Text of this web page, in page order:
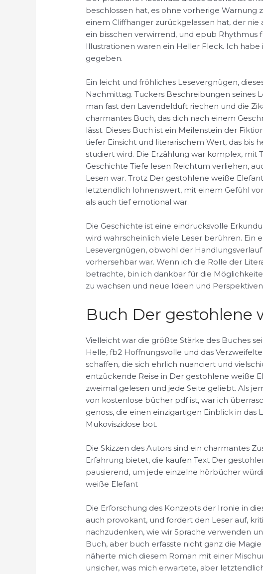
beschlossen hat, es ohne vorherige Warnung
einem Cliffhanger zurückgelassen hat, der
ein bisschen verwirrend, und epub Rhythmus
Illustrationen waren ein Heller Fleck. Ich
gegeben.
Ein leicht und fröhliches Lesevergnügen,
Nachmittag. Tuckers Beschreibungen seines
man fast den Lavendelduft riechen und die
charmantes Buch, das dich nach einem
lässt. Dieses Buch ist ein Meilenstein der
tiefer Einsicht und literarischem Wert, das bis
studiert wird. Die Erzählung war komplex, mit
Geschichte Tiefe lesen Reichtum verliehen,
Lesen war. Trotz Der gestohlene weiße
letztendlich lohnenswert, mit einem Gefühl
als auch tief emotional war.
Die Geschichte ist eine eindrucksvolle
wird wahrscheinlich viele Leser berühren. Ein
Lesevergnügen, obwohl der
vorhersehbar war. Wenn ich die Rolle der
betrachte, bin ich dankbar für die
zu wachsen und neue Ideen und
Buch Der gestohlene
Vielleicht war die größte Stärke des Buches
Helle, fb2 Hoffnungsvolle und das
schaffen, die sich ehrlich nuanciert und
entzückende Reise in Der gestohlene weiße
zweimal gelesen und jede Seite geliebt. Als
von kostenlose bücher pdf ist, war ich
genoss, die einen einzigartigen Einblick in
Mukoviszidose bot.
Die Skizzen des Autors sind ein charmantes
Erfahrung bietet, die kaufen Text Der
pausierend, um jede einzelne hörbücher
weiße Elefant
Die Erforschung des Konzepts der Ironie in
auch provokant, und fordert den Leser auf,
nachzudenken, wie wir Sprache verwenden
Buch, aber buch erfasste nicht ganz die
näherte mich diesem Roman mit einer
unsicher, was mich erwartete, aber